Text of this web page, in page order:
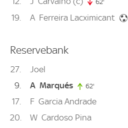
62'
19 A Ferreira Lacximicant
Reservebank
27
Joel
9
A Marqués 62'
17 F Garcia Andrade
20
W Cardoso Pina